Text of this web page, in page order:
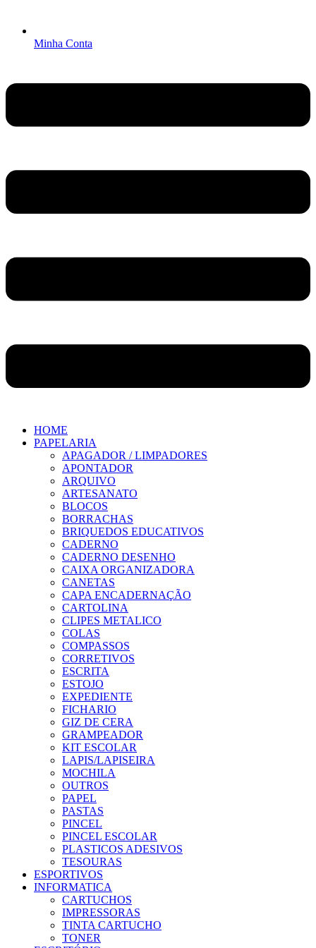
Minha Conta
HOME
PAPELARIA
APAGADOR / LIMPADORES
APONTADOR
ARQUIVO
ARTESANATO
BLOCOS
BORRACHAS
BRIQUEDOS EDUCATIVOS
CADERNO
CADERNO DESENHO
CAIXA ORGANIZADORA
CANETAS
CAPA ENCADERNAÇÃO
CARTOLINA
CLIPES METALICO
COLAS
COMPASSOS
CORRETIVOS
ESCRITA
ESTOJO
EXPEDIENTE
FICHARIO
GIZ DE CERA
GRAMPEADOR
KIT ESCOLAR
LAPIS/LAPISEIRA
MOCHILA
OUTROS
PAPEL
PASTAS
PINCEL
PINCEL ESCOLAR
PLASTICOS ADESIVOS
TESOURAS
ESPORTIVOS
INFORMATICA
CARTUCHOS
IMPRESSORAS
TINTA CARTUCHO
TONER